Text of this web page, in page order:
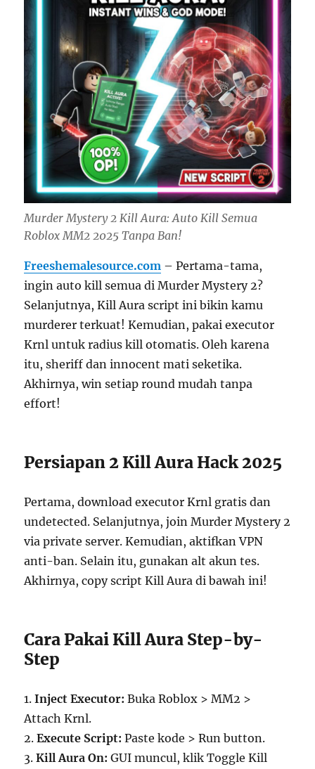
Murder Mystery 2 Kill Aura: Auto Kill Semua
Roblox MM2 2025 Tanpa Ban!
Freeshemalesource.com – Pertama-tama,
ingin auto kill semua di Murder Mystery 2?
Selanjutnya, Kill Aura script ini bikin kamu
murderer terkuat! Kemudian, pakai executor
Krnl untuk radius kill otomatis. Oleh karena
itu, sheriff dan innocent mati seketika.
Akhirnya, win setiap round mudah tanpa
effort!
Persiapan 2 Kill Aura Hack 2025
Pertama, download executor Krnl gratis dan
undetected. Selanjutnya, join Murder Mystery 2
via private server. Kemudian, aktifkan VPN
anti-ban. Selain itu, gunakan alt akun tes.
Akhirnya, copy script Kill Aura di bawah ini!
Cara Pakai Kill Aura Step-by-
Step
1.Inject Executor: Buka Roblox > MM2 >
Attach Krnl.
2.Execute Script: Paste kode > Run button.
3.Kill Aura On: GUI muncul, klik Toggle Kill